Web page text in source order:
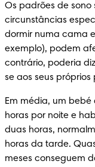
Os padrões de
circunstâncias
dormir numa cama
exemplo), podem
contrário, poderia
se aos seus próprios
Em média, um bebé
horas por noite e
duas horas,
horas da tarde.
meses conseguem